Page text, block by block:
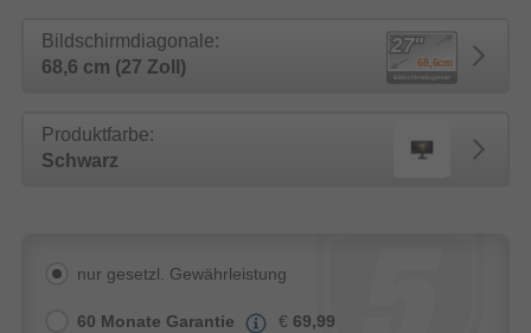
Bildschirmdiagonale:
68,6 cm (27 Zoll)
Produktfarbe:
Schwarz
nur gesetzl. Gewährleistung
60 Monate Garantie € 69,99